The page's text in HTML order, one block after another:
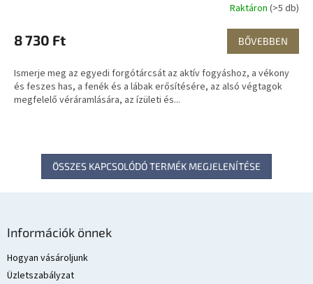
Raktáron (>5 db)
8 730 Ft BŐVEBBEN
Ismerje meg az egyedi forgótárcsát az aktív fogyáshoz, a vékony
és feszes has, a fenék és a lábak erősítésére, az alsó végtagok
megfelelő véráramlására, az ízületi és...
ÖSSZES KAPCSOLÓDÓ TERMÉK MEGJELENÍTÉSE
Információk önnek
Hogyan vásároljunk
Üzletszabályzat